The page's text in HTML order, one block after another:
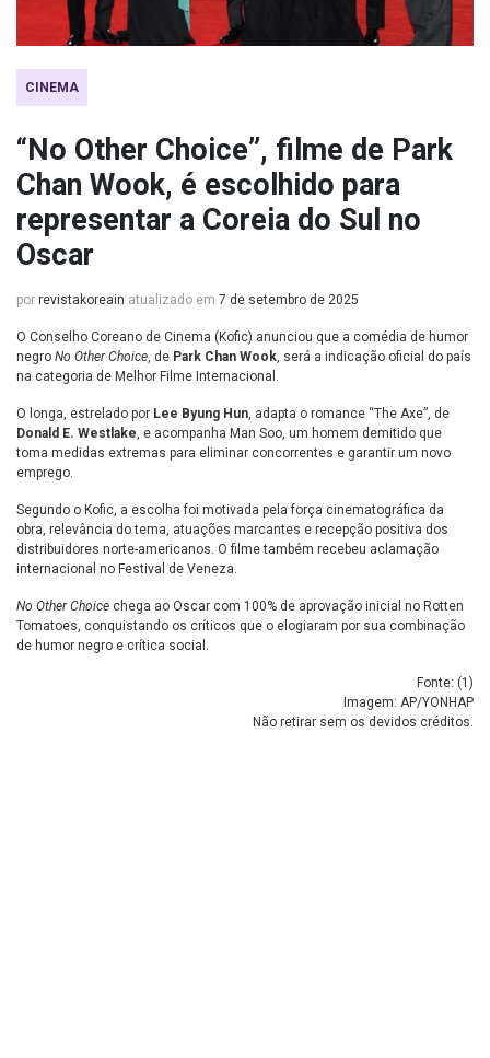
CINEMA
“No Other Choice”, filme de Park
Chan Wook, é escolhido para
representar a Coreia do Sul no
Oscar
por revistakoreain atualizado em 7 de setembro de 2025
O Conselho Coreano de Cinema (Kofic) anunciou que a comédia de humor
negro No Other Choice, de Park Chan Wook, será a indicação oficial do país
na categoria de Melhor Filme Internacional.
O longa, estrelado por Lee Byung Hun, adapta o romance “The Axe”, de
Donald E. Westlake, e acompanha Man Soo, um homem demitido que
toma medidas extremas para eliminar concorrentes e garantir um novo
emprego.
Segundo o Kofic, a escolha foi motivada pela força cinematográfica da
obra, relevância do tema, atuações marcantes e recepção positiva dos
distribuidores norte-americanos. O filme também recebeu aclamação
internacional no Festival de Veneza.
No Other Choice chega ao Oscar com 100% de aprovação inicial no Rotten
Tomatoes, conquistando os críticos que o elogiaram por sua combinação
de humor negro e crítica social.
Fonte: (1 )
Imagem: AP/YONHAP
Não retirar sem os devidos créditos.